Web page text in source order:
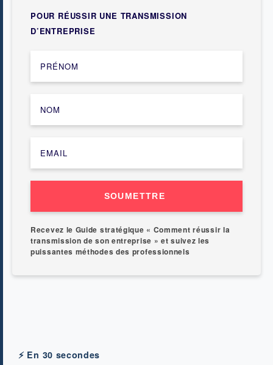
POUR RÉUSSIR UNE TRANSMISSION
D’ENTREPRISE
SOUMETTRE
Recevez le Guide stratégique « Comment réussir la
transmission de son entreprise » et suivez les
puissantes méthodes des professionnels
⚡ En 30 secondes